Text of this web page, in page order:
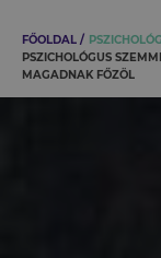
FŐOLDAL
PSZICHOLÓGUS
MAGADNAK FŐZÖL